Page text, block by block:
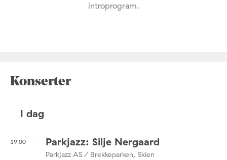
introprogram.
Konserter
I dag
19:00 Parkjazz: Silje Nergaard
Parkjazz AS / Brekkeparken, Skien